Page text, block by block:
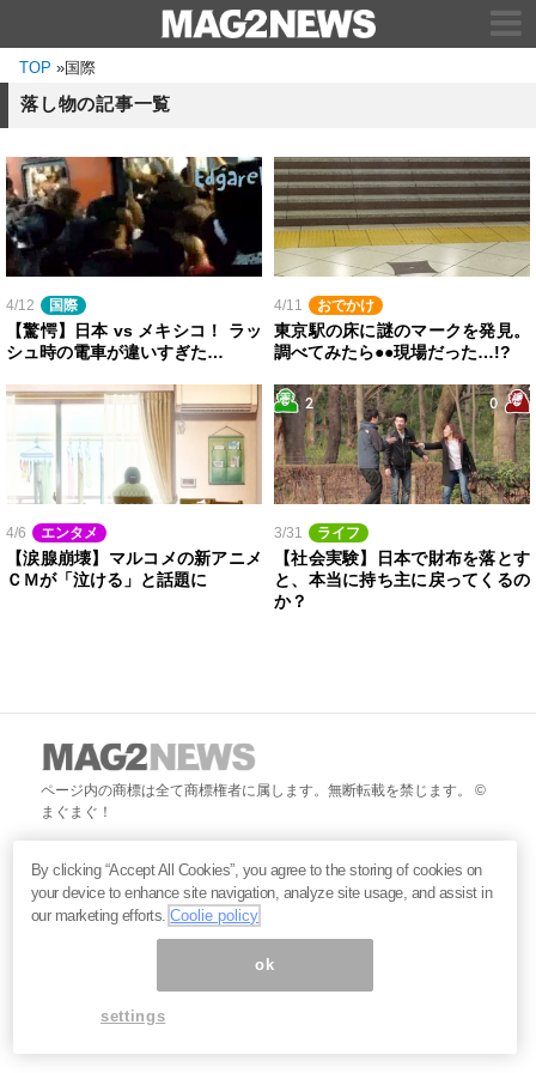
TOP »国際
落し物の記事一覧
4/12 国際
【驚愕】日本 vs メキシコ！ ラッ
シュ時の電車が違いすぎた…
4/11 おでかけ
東京駅の床に謎のマークを発見。
調べてみたら●●現場だった…!?
4/6 エンタメ
【涙腺崩壊】マルコメの新アニメ
ＣＭが「泣ける」と話題に
3/31 ライフ
【社会実験】日本で財布を落とす
と、本当に持ち主に戻ってくるの
か？
ページ内の商標は全て商標権者に属します。無断転載を禁じます。 ©
まぐまぐ！
By clicking “Accept All Cookies”, you agree to the storing of cookies on
your device to enhance site navigation, analyze site usage, and assist in
our marketing efforts.Coolie policy
ok
settings